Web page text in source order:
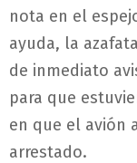
nota en el
ayuda, la
de inmediato
para que
en que el avión
arrestado.